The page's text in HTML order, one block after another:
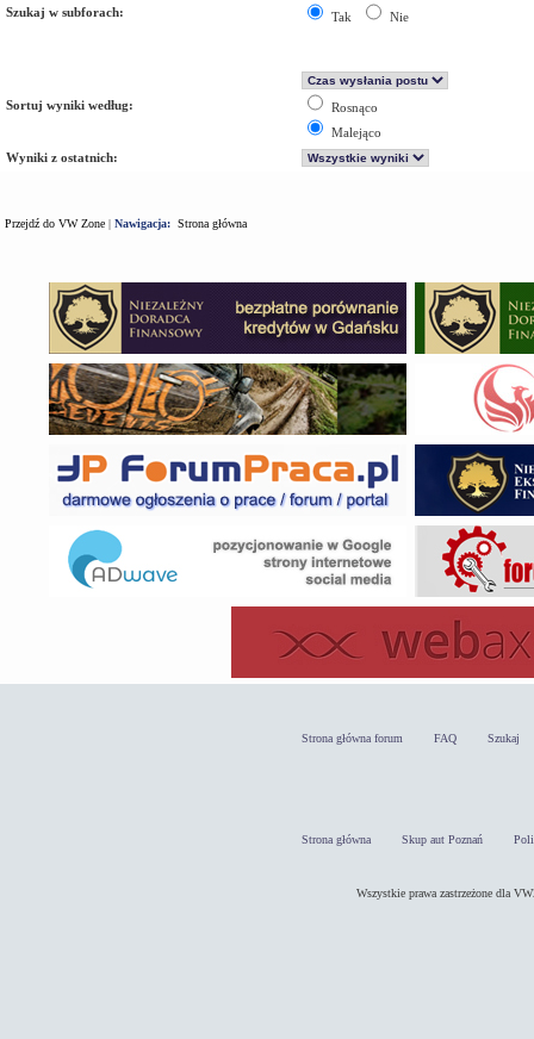
Szukaj w subforach: Tak Nie
Sortuj wyniki według:
Rosnąco
Malejąco
Wyniki z ostatnich:
Przejdź do VW Zone | Nawigacja: Strona główna
Strona główna forum FAQ Szukaj
Strona główna Skup aut Poznań
Wszystkie prawa zastrzeżone dla